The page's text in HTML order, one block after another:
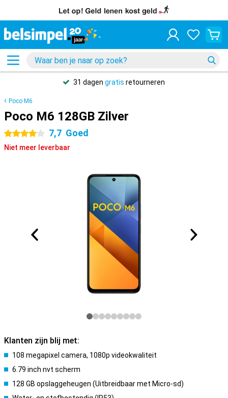
31 dagen gratis retourneren
Poco M6
Poco M6 128GB Zilver
4 sterren 7,7 Goed
Niet meer leverbaar
Klanten zijn blij met:
108 megapixel camera, 1080p videokwaliteit
6.79 inch nvt scherm
128 GB opslaggeheugen (Uitbreidbaar met Micro-sd)